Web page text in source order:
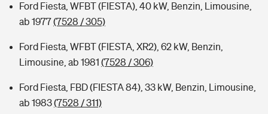
Ford Fiesta, WFBT (FIESTA), 40 kW, Benzin, Limousine,
ab 1977(7528 / 305)
Ford Fiesta, WFBT (FIESTA, XR2), 62 kW, Benzin,
Limousine, ab 1981 (7528 / 306)
Ford Fiesta, FBD (FIESTA 84), 33 kW, Benzin, Limousine,
ab 1983(7528 / 311)